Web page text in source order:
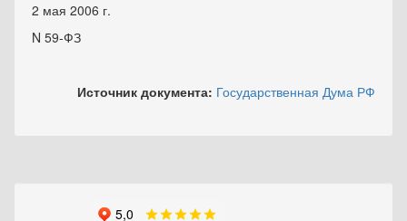
2 мая 2006 г.
N 59-ФЗ
Источник документа: Государственная Дума РФ